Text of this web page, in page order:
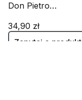
Don Pietro
(książeczka+DVD)
34,90 zł
Zapytaj o produkt